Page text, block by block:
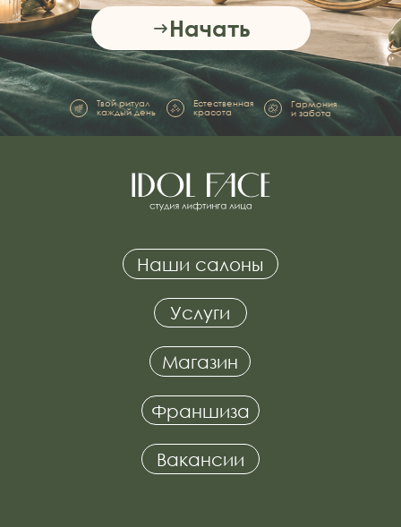
Начать
Твой ритуал
каждый день
Естественная
красота
Гармония
и забота
Услуги
Франшиза
Вакансии
Единый номер колл-центра
+7 (495) 085-33-36
Наши салоны
Мы в социальных сетях:
на запрещенных в РФ платформах